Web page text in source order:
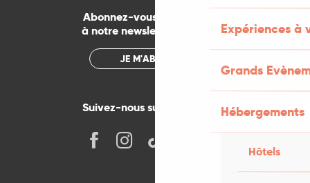
Expériences à
Grands
Hébergements
Hôtels
Abonnez-vous gratuitement
à notre newsletter mensuelle
JE M'ABONNE
Suivez-nous sur les réseaux !